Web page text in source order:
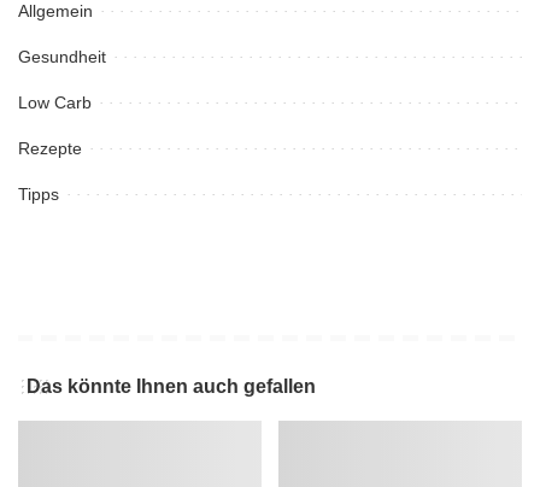
Allgemein
Gesundheit
Low Carb
Rezepte
Tipps
Das könnte Ihnen auch gefallen